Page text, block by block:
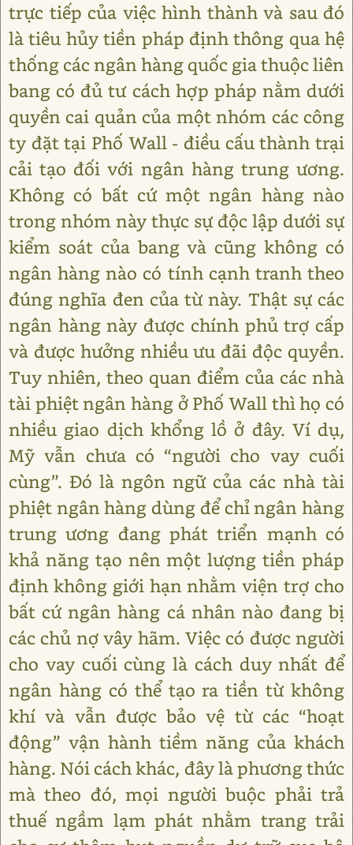
trực tiếp của việc hình thành và sau đó
là tiêu hủy tiền pháp định thông qua hệ
thống các ngân hàng quốc gia thuộc liên
bang có đủ tư cách hợp pháp nằm dưới
quyền cai quản của một nhóm các công
ty đặt tại Phố Wall - điều cấu thành trại
cải tạo đối với ngân hàng trung ương.
Không có bất cứ một ngân hàng nào
trong nhóm này thực sự độc lập dưới sự
kiểm soát của bang và cũng không có
ngân hàng nào có tính cạnh tranh theo
đúng nghĩa đen của từ này. Thật sự các
ngân hàng này được chính phủ trợ cấp
và được hưởng nhiều ưu đãi độc quyền.
Tuy nhiên, theo quan điểm của các nhà
tài phiệt ngân hàng ở Phố Wall thì họ có
nhiều giao dịch khổng lồ ở đây. Ví dụ,
Mỹ vẫn chưa có “người cho vay cuối
cùng”. Đó là ngôn ngữ của các nhà tài
phiệt ngân hàng dùng để chỉ ngân hàng
trung ương đang phát triển mạnh có
khả năng tạo nên một lượng tiền pháp
định không giới hạn nhằm viện trợ cho
bất cứ ngân hàng cá nhân nào đang bị
các chủ nợ vây hãm. Việc có được người
cho vay cuối cùng là cách duy nhất để
ngân hàng có thể tạo ra tiền từ không
khí và vẫn được bảo vệ từ các “hoạt
động” vận hành tiềm năng của khách
hàng. Nói cách khác, đây là phương thức
mà theo đó, mọi người buộc phải trả
thuế ngầm lạm phát nhằm trang trải